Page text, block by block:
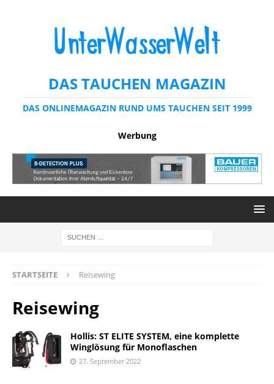
DAS TAUCHEN MAGAZIN
DAS ONLINEMAGAZIN RUND UMS TAUCHEN SEIT 1999
Werbung
STARTSEITE Reisewing
Reisewing
Hollis: ST ELITE SYSTEM, eine komplette
Winglösung für Monoflaschen
27. September 2022